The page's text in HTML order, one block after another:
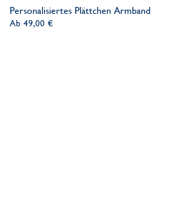
Personalisiertes Plättchen Armband
Ab 49,00 €